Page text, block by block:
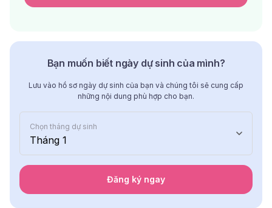
Bạn muốn biết ngày dự sinh của mình?
Lưu vào hồ sơ ngày dự sinh của bạn và chúng tôi sẽ cung cấp
những nội dung phù hợp cho bạn.
Chọn tháng dự sinh
Tháng 1
Đăng ký ngay